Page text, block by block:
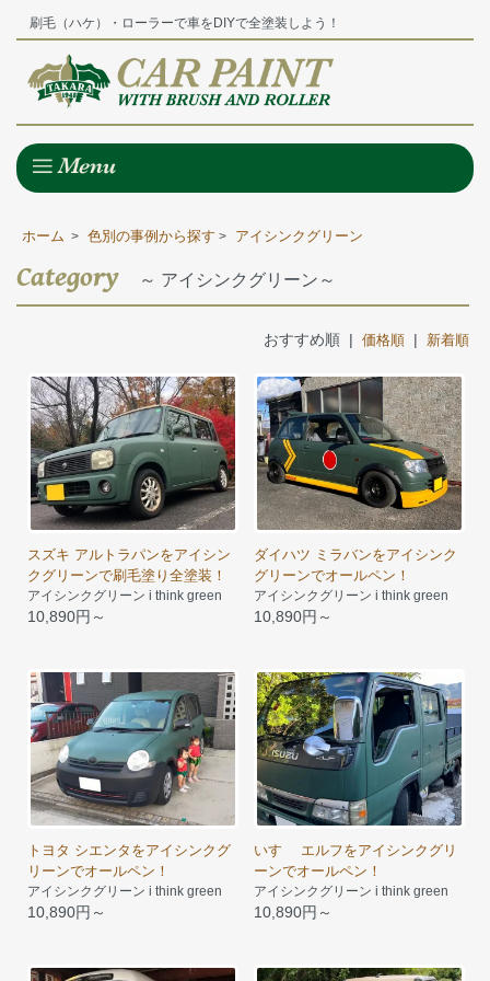
刷毛（ハケ）・ローラーで車をDIYで全塗装しよう！
ホーム > 色別の事例から探す > アイシンクグリーン
Category ～ アイシンクグリーン～
おすすめ順 | 価格順| 新着順
スズキ アルトラパンをアイシン
クグリーンで刷毛塗り全塗装！
アイシンクグリーン i think green
10,890円～
ダイハツ ミラバンをアイシンク
グリーンでオールペン！
アイシンクグリーン i think green
10,890円～
トヨタ シエンタをアイシンクグ
リーンでオールペン！
アイシンクグリーン i think green
10,890円～
いすゞ エルフをアイシンクグリ
ーンでオールペン！
アイシンクグリーン i think green
10,890円～